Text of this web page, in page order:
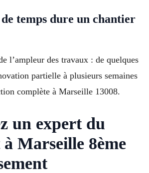
temps dure un chantier
l’ampleur des travaux : de quelques
partielle à plusieurs semaines
complète à Marseille 13008.
un expert du
Marseille 8ème